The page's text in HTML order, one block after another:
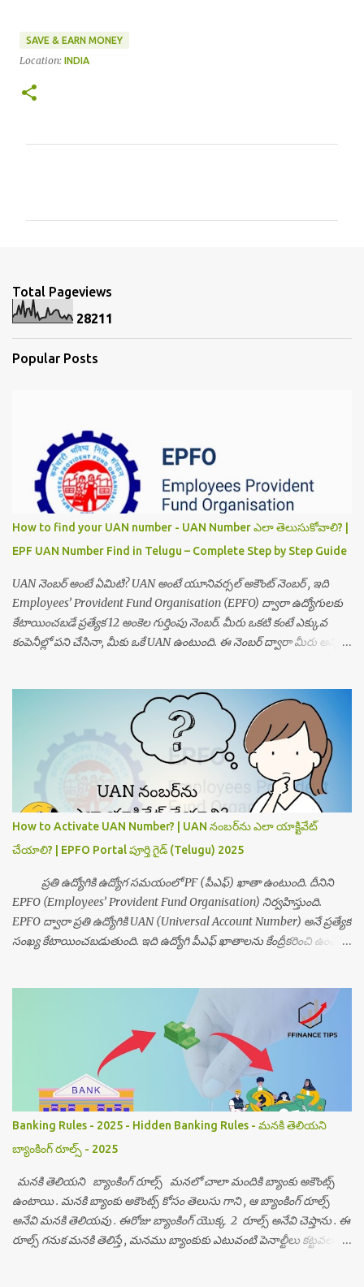
SAVE & EARN MONEY
Location: INDIA
n
t
Total Pageviews
28211
Popular Posts
How to find your UAN number - UAN Number ఎలా తెలుసుకోవాలి? |
EPF UAN Number Find in Telugu – Complete Step by Step Guide
UAN నెంబర్ అంటే ఏమిటి? UAN అంటే యూనివర్సల్ అకౌంట్ నెంబర్ , ఇది
Employees’ Provident Fund Organisation (EPFO) ద్వారా ఉద్యోగులకు
కేటాయించబడే ప్రత్యేక 12 అంకెల గుర్తింపు నెంబర్. మీరు ఒకటి కంటే ఎక్కువ
కంపెనీల్లో పని చేసినా, మీకు ఒకే UAN ఉంటుంది. ఈ నెంబర్ ద్వారా మీరు అన్ని
సేవలు సులభంగా పొందవచ్చు. UAN ఎందుకు అవసరం? ఉద్యోగ మారినప్పుడూ
PF ఖాతా వివరాలు ఒకే చోట ఉండేందుకు EPF ఖాతాలో జమ అయ్యే మొత్తాన్ని
ఎప్పుడైనా చెక్ చేయేందుకు డిజిటల్ విత్‌డ్రావల్ కోసం UMANG App, EPFO
పోర్టల్, SMS ద్వారా సేవలు పొందేందుకు మీకు పింఛన్ పొందే ప్రక్రియలో
పారదర్శకత కోసం ✅ మీ UAN నెంబర్ ఎలా తెలుసుకోవాలి? (Step-by-Step
Guide in Telugu) Step 1: EPFO Member Portal సందర్శించండి ముందుగా
EPFO అధికారిక వెబ్‌సైట్‌కి వెళ్ళండి: 👉 https://unifiedportal-
mem.epfindia.gov.in Step 2: “Know Your UAN” ఆప్షన్ ఎంచుకోండి
హోమ్‌పేజీలో “Important Links” అనే సెక్షన్‌లో Know Your UAN అనే లింక్
How to Activate UAN Number? | UAN నంబర్‌ను ఎలా యాక్టివేట్
చేయాలి? | EPFO Portal పూర్తి గైడ్ (Telugu) 2025
ప్రతి ఉద్యోగికి ఉద్యోగ సమయంలో PF (పీఎఫ్‌) ఖాతా ఉంటుంది. దీనిని
EPFO (Employees’ Provident Fund Organisation) నిర్వహిస్తుంది.
EPFO ద్వారా ప్రతి ఉద్యోగికి UAN (Universal Account Number) అనే ప్రత్యేక
సంఖ్య కేటాయించబడుతుంది. ఇది ఉద్యోగి పీఎఫ్ ఖాతాలను కేంద్రీకరించి ఉంచేలా
ఆన్లైన్‌లో పొందవచ్చు. ఈ వ్యాసంలో మీరు మీ UAN నంబర్‌ను ఎలా యాక్టివేట్
చేయాలో వివరణాత్మకంగా తెలుసుకుందాం. ✅ UAN అంటే ఏమిటి? UAN అంటే
యూనివర్సల్ అకౌంట్ నంబర్ . ఇది 12 అంకెల సంఖ్యగా ఉంటుంది. మీరు ఉద్యోగం
మారినప్పుడు కొత్త PF ఖాతా వస్తుంది, కానీ UAN మాత్రం మారదు. మీకు
జీవితాంతం ఒక్క UAN నంబరే ఉంటుంది. ఇది మీరు పాత, కొత్త ఉద్యోగాల్లో
పొందిన అన్ని PF ఖాతాలను ఒకేచోట కనెక్ట్ చేయడానికి ఉపయోగపడుతుంది. ✅
UAN నంబర్ అవసరమయ్యే కారణాలు: మీ PF ఖాతాను ఆన్లైన్‌లో
నిర్వహించడానికి EPFO పోర్టల్ ద్వారా సేవలు పొందడానికి KYC అప్‌డేట్
చేసుకోవడానికి ...
Banking Rules - 2025 - Hidden Banking Rules - మనకి తెలియని
బ్యాంకింగ్ రూల్స్ - 2025
మనకి తెలియని బ్యాంకింగ్ రూల్స్ మనలో చాలా మందికి బ్యాంకు అకౌంట్స్
ఉంటాయి . మనకి బ్యాంకు అకౌంట్స్ కోసం తెలుసు గాని , ఆ బ్యాంకింగ్ రూల్స్
అనేవి మనకి తెలియవు . ఈరోజు బ్యాంకింగ్ యొక్క 2 రూల్స్ అనేవి చెప్తాను . ఈ
రూల్స్ గనుక మనకి తెలిస్తే , మనము బ్యాంకుకు ఎటువంటి పెనాల్టీలు కట్టవలసిన